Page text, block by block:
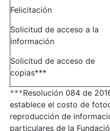
Felicitación
Solicitud de acceso a la
información
Solicitud de acceso de
copias***
***Resolución 084 de
establece el costo de
reproducción de
particulares de la